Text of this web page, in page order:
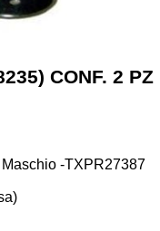
CONF. 2 PZ
-TXPR27387